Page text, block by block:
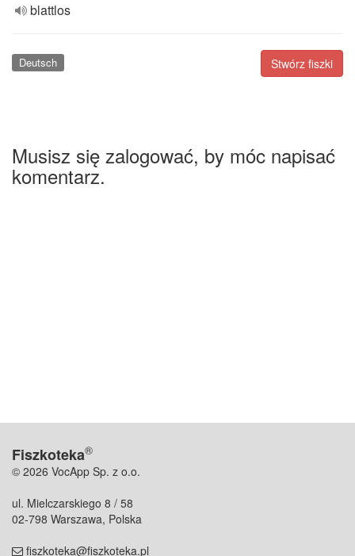
blattlos
Stwórz fiszki
Deutsch
Musisz się zalogować, by móc napisać
komentarz.
Fiszkoteka®
© 2026 VocApp Sp. z o.o.
ul. Mielczarskiego 8 / 58
02-798 Warszawa, Polska
fiszkoteka@fiszkoteka.pl